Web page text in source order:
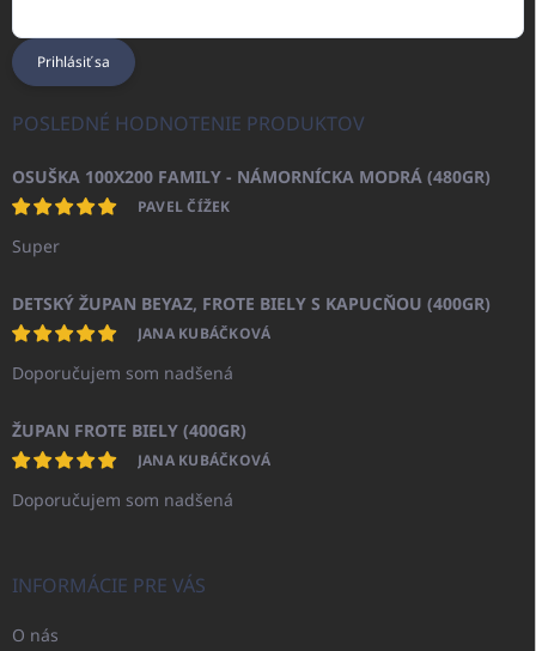
Prihlásiť sa
POSLEDNÉ HODNOTENIE PRODUKTOV
OSUŠKA 100X200 FAMILY - NÁMORNÍCKA MODRÁ (480GR)
PAVEL ČÍŽEK
Super
DETSKÝ ŽUPAN BEYAZ, FROTE BIELY S KAPUCŇOU (400GR)
JANA KUBÁČKOVÁ
Doporučujem som nadšená
ŽUPAN FROTE BIELY (400GR)
JANA KUBÁČKOVÁ
Doporučujem som nadšená
INFORMÁCIE PRE VÁS
O nás